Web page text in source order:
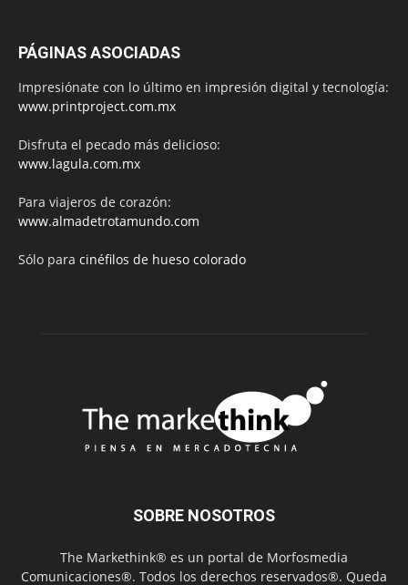
PÁGINAS ASOCIADAS
Impresiónate con lo último en impresión digital y tecnología:
www.printproject.com.mx
Disfruta el pecado más delicioso:
www.lagula.com.mx
Para viajeros de corazón:
www.almadetrotamundo.com
Sólo para cinéfilos de hueso colorado
SOBRE NOSOTROS
The Markethink® es un portal de Morfosmedia
Comunicaciones®. Todos los derechos reservados®. Queda